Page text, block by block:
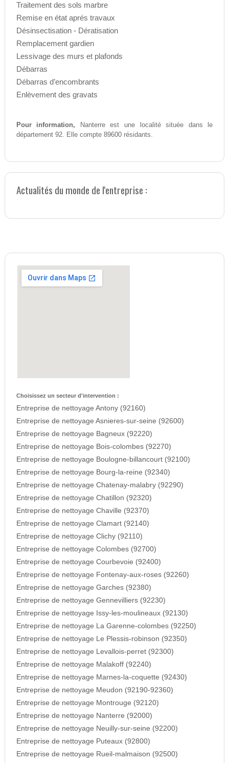
Traitement des sols marbre
Remise en état aprés travaux
Désinsectisation - Dératisation
Remplacement gardien
Lessivage des murs et plafonds
Débarras
Débarras d’encombrants
Enlèvement des gravats
Pour information, Nanterre est une localité située dans le
département 92. Elle compte 89600 résidants.
Actualités du monde de l'entreprise :
Choisissez un secteur d'intervention :
Entreprise de nettoyage Antony (92160)
Entreprise de nettoyage Asnieres-sur-seine (92600)
Entreprise de nettoyage Bagneux (92220)
Entreprise de nettoyage Bois-colombes (92270)
Entreprise de nettoyage Boulogne-billancourt (92100)
Entreprise de nettoyage Bourg-la-reine (92340)
Entreprise de nettoyage Chatenay-malabry (92290)
Entreprise de nettoyage Chatillon (92320)
Entreprise de nettoyage Chaville (92370)
Entreprise de nettoyage Clamart (92140)
Entreprise de nettoyage Clichy (92110)
Entreprise de nettoyage Colombes (92700)
Entreprise de nettoyage Courbevoie (92400)
Entreprise de nettoyage Fontenay-aux-roses (92260)
Entreprise de nettoyage Garches (92380)
Entreprise de nettoyage Gennevilliers (92230)
Entreprise de nettoyage Issy-les-moulineaux (92130)
Entreprise de nettoyage La Garenne-colombes (92250)
Entreprise de nettoyage Le Plessis-robinson (92350)
Entreprise de nettoyage Levallois-perret (92300)
Entreprise de nettoyage Malakoff (92240)
Entreprise de nettoyage Marnes-la-coquette (92430)
Entreprise de nettoyage Meudon (92190-92360)
Entreprise de nettoyage Montrouge (92120)
Entreprise de nettoyage Nanterre (92000)
Entreprise de nettoyage Neuilly-sur-seine (92200)
Entreprise de nettoyage Puteaux (92800)
Entreprise de nettoyage Rueil-malmaison (92500)